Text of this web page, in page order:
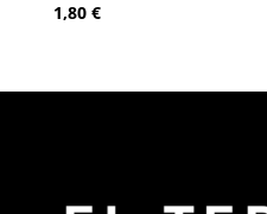
1,80 €